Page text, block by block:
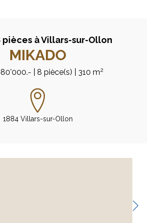
pièces à Villars-sur-Ollon
MIKADO
| 8 pièce(s) | 310 m2
1884 Villars-sur-Ollon